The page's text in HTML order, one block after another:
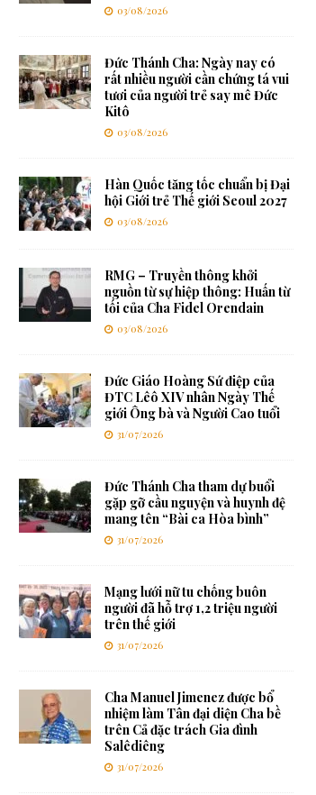
03/08/2026
Đức Thánh Cha: Ngày nay có
rất nhiều người cần chứng tá vui
tươi của người trẻ say mê Đức
Kitô
03/08/2026
Hàn Quốc tăng tốc chuẩn bị Đại
hội Giới trẻ Thế giới Seoul 2027
03/08/2026
RMG – Truyền thông khởi
nguồn từ sự hiệp thông: Huấn từ
tối của Cha Fidel Orendain
03/08/2026
Đức Giáo Hoàng Sứ điệp của
ĐTC Lêô XIV nhân Ngày Thế
giới Ông bà và Người Cao tuổi
31/07/2026
Đức Thánh Cha tham dự buổi
gặp gỡ cầu nguyện và huynh đệ
mang tên “Bài ca Hòa bình”
31/07/2026
Mạng lưới nữ tu chống buôn
người đã hỗ trợ 1,2 triệu người
trên thế giới
31/07/2026
Cha Manuel Jimenez được bổ
nhiệm làm Tân đại diện Cha bề
trên Cả đặc trách Gia đình
Salêdiêng
31/07/2026